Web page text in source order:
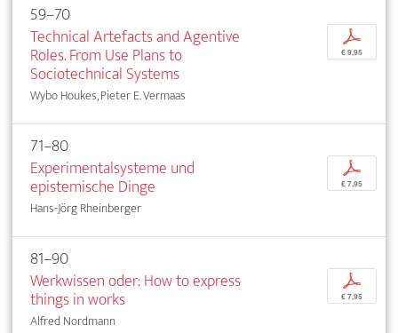
59–70
Technical Artefacts and Agentive
Roles. From Use Plans to
Sociotechnical Systems
Wybo Houkes, Pieter E. Vermaas
p
€ 9,95
71–80
Experimentalsysteme und
epistemische Dinge
Hans-Jörg Rheinberger
p
€ 7,95
81–90
Werkwissen oder: How to express
things in works
Alfred Nordmann
p
€ 7,95